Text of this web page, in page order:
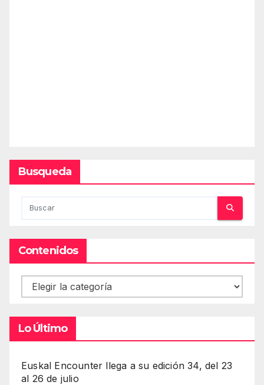
Busqueda
Contenidos
Contenidos
Lo Último
Euskal Encounter llega a su edición 34, del 23
al 26 de julio